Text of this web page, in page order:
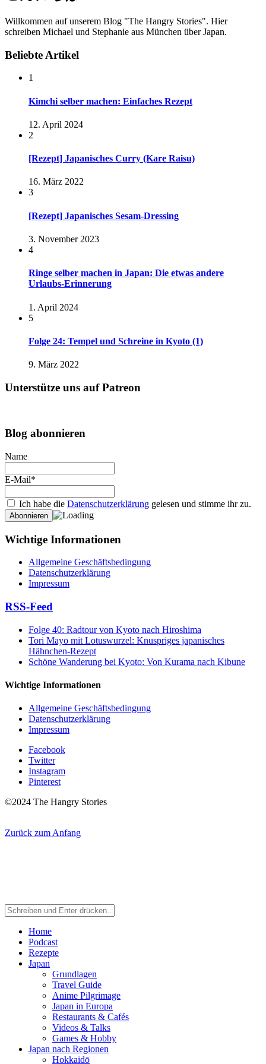
Willkommen auf unserem Blog "The Hangry Stories". Hier
schreiben Michael und Stephanie aus München über Japan.
Beliebte Artikel
1
Kimchi selber machen: Einfaches Rezept
12. April 2024
2
[Rezept] Japanisches Curry (Kare Raisu)
16. März 2022
3
[Rezept] Japanisches Sesam-Dressing
3. November 2023
4
Ringe selber machen in Japan: Die etwas andere
Urlaubs-Erinnerung
1. April 2024
5
Folge 24: Tempel und Schreine in Kyoto (1)
9. März 2022
Unterstütze uns auf Patreon
Blog abonnieren
Name
E-Mail*
Ich habe die Datenschutzerklärung gelesen und stimme ihr zu.
Wichtige Informationen
Allgemeine Geschäftsbedingung
Datenschutzerklärung
Impressum
RSS-Feed
Folge 40: Radtour von Kyoto nach Hiroshima
Tori Mayo mit Lotuswurzel: Knuspriges japanisches
Hähnchen-Rezept
Schöne Wanderung bei Kyoto: Von Kurama nach Kibune
Wichtige Informationen
Allgemeine Geschäftsbedingung
Datenschutzerklärung
Impressum
Facebook
Twitter
Instagram
Pinterest
©2024 The Hangry Stories
Zurück zum Anfang
Home
Podcast
Rezepte
Japan
Grundlagen
Travel Guide
Anime Pilgrimage
Japan in Europa
Restaurants & Cafés
Videos & Talks
Games & Hobby
Japan nach Regionen
Hokkaidō